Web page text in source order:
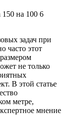
150 на 100 6
задач при
часто этот
не только
В этой статье
метре,
мнение